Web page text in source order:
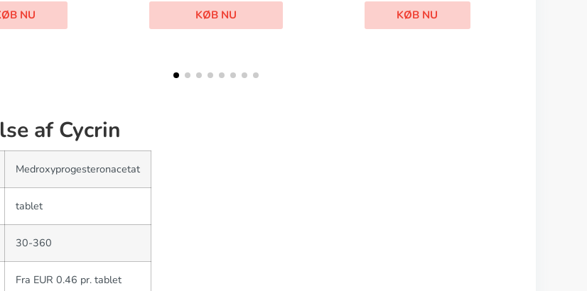
KØB NU KØB NU
af Cycrin
Medroxyprogesteronacetat
tablet
30-360
Fra EUR 0.46 pr. tablet